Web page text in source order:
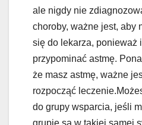
ale nigdy nie
choroby, ważne jest, aby
się do lekarza, ponieważ
przypominać astmę.
że masz astmę, ważne
rozpocząć
do grupy wsparcia, jeśli
grupie są w takiej samej